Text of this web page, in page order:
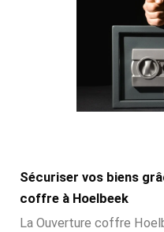
Sécuriser vos biens
coffre à Hoelbeek
La Ouverture coffre